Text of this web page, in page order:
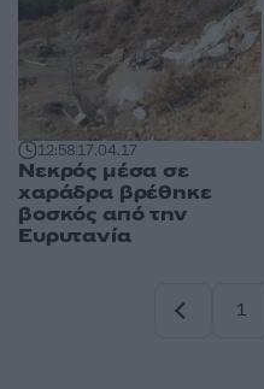
12:5817.04.17
Νεκρός μέσα σε
χαράδρα βρέθηκε
βοσκός από την
Ευρυτανία
1